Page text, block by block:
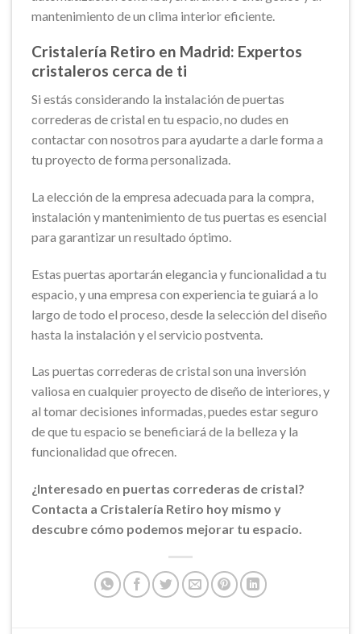
mantenimiento de un clima interior eficiente.
Cristalería Retiro en Madrid: Expertos
cristaleros cerca de ti
Si estás considerando la instalación de puertas
correderas de cristal en tu espacio, no dudes en
contactar con nosotros para ayudarte a darle forma a
tu proyecto de forma personalizada.
La elección de la empresa adecuada para la compra,
instalación y mantenimiento de tus puertas es esencial
para garantizar un resultado óptimo.
Estas puertas aportarán elegancia y funcionalidad a tu
espacio, y una empresa con experiencia te guiará a lo
largo de todo el proceso, desde la selección del diseño
hasta la instalación y el servicio postventa.
Las puertas correderas de cristal son una inversión
valiosa en cualquier proyecto de diseño de interiores, y
al tomar decisiones informadas, puedes estar seguro
de que tu espacio se beneficiará de la belleza y la
funcionalidad que ofrecen.
¿Interesado en puertas correderas de cristal?
Contacta a Cristalería Retiro hoy mismo y
descubre cómo podemos mejorar tu espacio.